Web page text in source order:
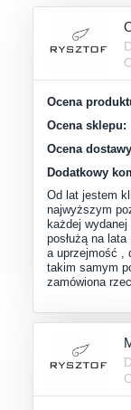
Ocena
Ocena sklepu:
Ocena
Dodatkowy
Od lat jestem
najwyższym
każdej
posłużą na
a uprzejmość ,
takim samym
zamówiona